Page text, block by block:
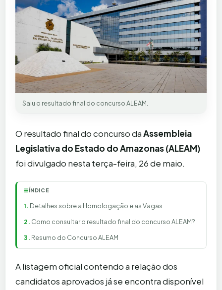
Saiu o resultado final do concurso ALEAM.
O resultado final do concurso daAssembleia
Legislativa do Estado do Amazonas (ALEAM)
foi divulgado nesta terça-feira, 26 de maio.
☰ÍNDICE
Detalhes sobre a Homologação e as Vagas
Como consultar o resultado final do concurso ALEAM?
Resumo do Concurso ALEAM
A listagem oficial contendo a relação dos
candidatos aprovados já se encontra disponível